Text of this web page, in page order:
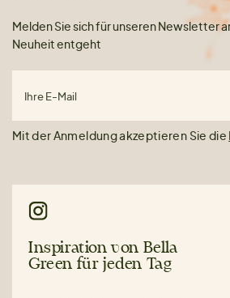
Melden Sie sich für unseren Newsletter
Neuheit entgeht
Ihre E-Mail
Mit der Anmeldung akzeptieren Sie die
Inspiration von Bella
Green für jeden Tag